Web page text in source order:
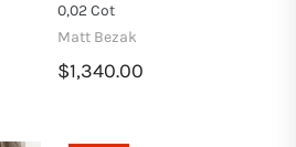
0,02 Cot
Matt Bezak
$1,340.00